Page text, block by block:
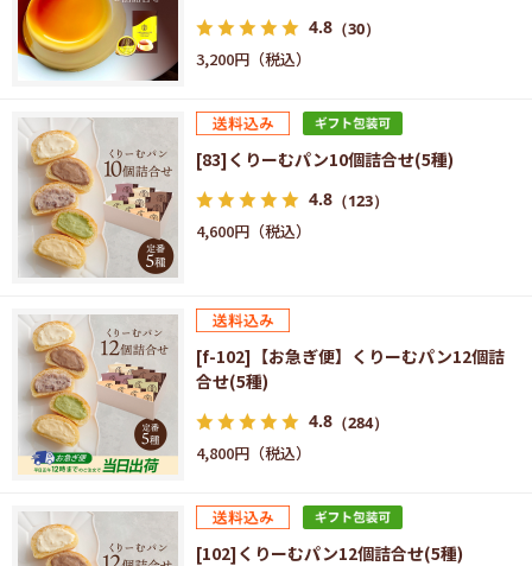
4.8 （30）
3,200円
[83]くりーむパン10個詰合せ(5種)
4.8 （123）
4,600円
[f-102]【お急ぎ便】くりーむパン12個詰
合せ(5種)
4.8 （284）
4,800円
[102]くりーむパン12個詰合せ(5種)